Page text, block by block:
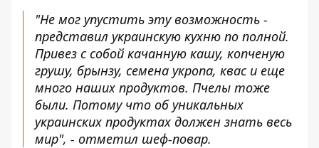
"Не мог упустить эту возможность -
представил украинскую кухню по полной.
Привез с собой качанную кашу, копченую
грушу, брынзу, семена укропа, квас и еще
много наших продуктов. Пчелы тоже
были. Потому что об уникальных
украинских продуктах должен знать весь
мир", - отметил шеф-повар.